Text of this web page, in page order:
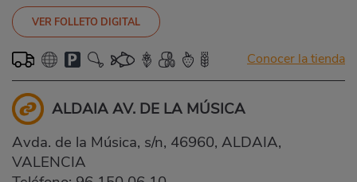
VER FOLLETO DIGITAL
Conocer la tienda
ALDAIA AV. DE LA MÚSICA
Avda. de la Música, s/n, 46960, ALDAIA,
VALENCIA